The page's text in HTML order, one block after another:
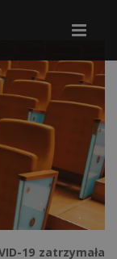
19 zatrzymała